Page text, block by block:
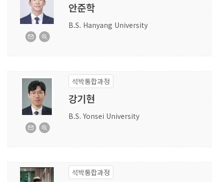
안준학
B.S. Hanyang University
석박통합과정
강기현
B.S. Yonsei University
석박통합과정